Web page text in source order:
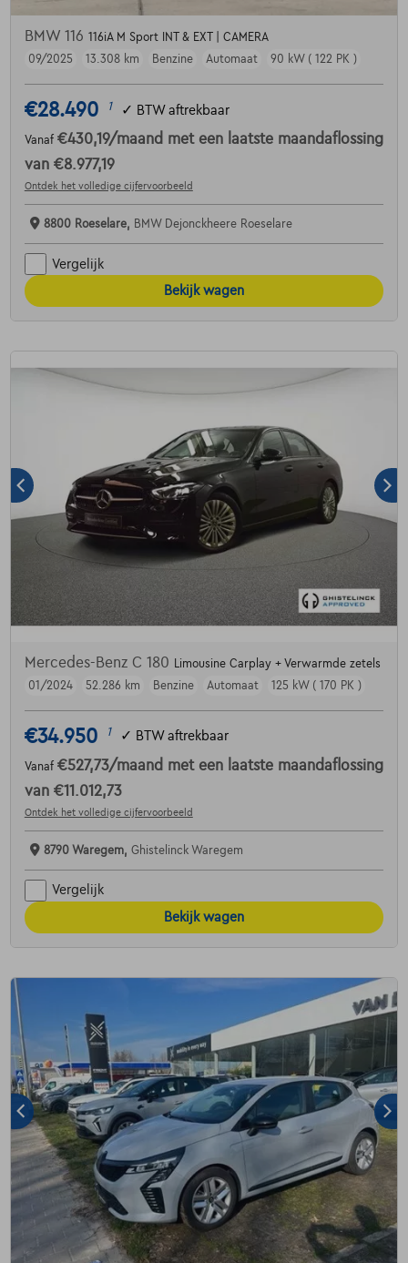
BMW 116 116iA M Sport INT & EXT | CAMERA
09/2025
13.308 km Benzine Automaat 90 kW ( 122 PK )
€28.490 1 ✓ BTW aftrekbaar
Vanaf €430,19/maand met een laatste maandaflossing
van €8.977,19
Ontdek het volledige cijfervoorbeeld
8800 Roeselare, BMW Dejonckheere Roeselare
Vergelijk
Bekijk wagen
Mercedes-Benz C 180
Limousine Carplay + Verwarmde zetels
01/2024
52.286 km Benzine Automaat 125 kW ( 170 PK )
€34.950 1 ✓ BTW aftrekbaar
Vanaf €527,73/maand met een laatste maandaflossing
van €11.012,73
Ontdek het volledige cijfervoorbeeld
8790 Waregem, Ghistelinck Waregem
Vergelijk
Bekijk wagen